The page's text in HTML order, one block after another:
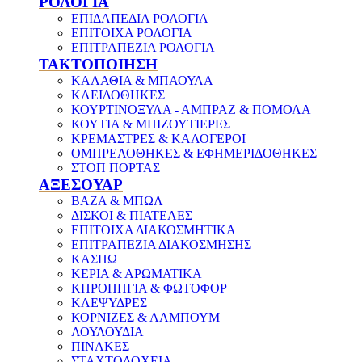
ΕΠΙΔΑΠΕΔΙΑ ΡΟΛΟΓΙΑ
ΕΠΙΤΟΙΧΑ ΡΟΛΟΓΙΑ
ΕΠΙΤΡΑΠΕΖΙΑ ΡΟΛΟΓΙΑ
ΤΑΚΤΟΠΟΙΗΣΗ
ΚΑΛΑΘΙΑ & ΜΠΑΟΥΛΑ
ΚΛΕΙΔΟΘΗΚΕΣ
ΚΟΥΡΤΙΝΟΞΥΛΑ - ΑΜΠΡΑΖ & ΠΟΜΟΛΑ
ΚΟΥΤΙΑ & ΜΠΙΖΟΥΤΙΕΡΕΣ
ΚΡΕΜΑΣΤΡΕΣ & ΚΑΛΟΓΕΡΟΙ
ΟΜΠΡΕΛΟΘΗΚΕΣ & ΕΦΗΜΕΡΙΔΟΘΗΚΕΣ
ΣΤΟΠ ΠΟΡΤΑΣ
ΑΞΕΣΟΥΑΡ
ΒΑΖΑ & ΜΠΩΛ
ΔΙΣΚΟΙ & ΠΙΑΤΕΛΕΣ
ΕΠΙΤΟΙΧΑ ΔΙΑΚΟΣΜΗΤΙΚΑ
ΕΠΙΤΡΑΠΕΖΙΑ ΔΙΑΚΟΣΜΗΣΗΣ
ΚΑΣΠΩ
ΚΕΡΙΑ & ΑΡΩΜΑΤΙΚΑ
ΚΗΡΟΠΗΓΙΑ & ΦΩΤΟΦΟΡ
ΚΛΕΨΥΔΡΕΣ
ΚΟΡΝΙΖΕΣ & ΑΛΜΠΟΥΜ
ΛΟΥΛΟΥΔΙΑ
ΠΙΝΑΚΕΣ